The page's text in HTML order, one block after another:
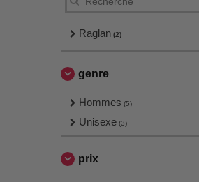
Raglan (2)
genre
Hommes (5)
Unisexe (3)
prix